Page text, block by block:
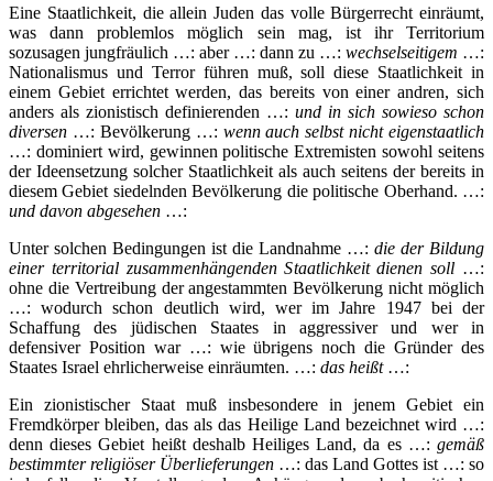
Eine Staatlichkeit, die allein Juden das volle Bürgerrecht einräumt,
was dann problemlos möglich sein mag, ist ihr Territorium
sozusagen jungfräulich …: aber …: dann zu …: wechselseitigem …:
Nationalismus und Terror führen muß, soll diese Staatlichkeit in
einem Gebiet errichtet werden, das bereits von einer andren, sich
anders als zionistisch definierenden …: und in sich sowieso schon
diversen …: Bevölkerung …: wenn auch selbst nicht eigenstaatlich
…: dominiert wird, gewinnen politische Extremisten sowohl seitens
der Ideensetzung solcher Staatlichkeit als auch seitens der bereits in
diesem Gebiet siedelnden Bevölkerung die politische Oberhand. …:
und davon abgesehen …:
Unter solchen Bedingungen ist die Landnahme …: die der Bildung
einer territorial zusammenhängenden Staatlichkeit dienen soll …:
ohne die Vertreibung der angestammten Bevölkerung nicht möglich
…: wodurch schon deutlich wird, wer im Jahre 1947 bei der
Schaffung des jüdischen Staates in aggressiver und wer in
defensiver Position war …: wie übrigens noch die Gründer des
Staates Israel ehrlicherweise einräumten. …: das heißt…:
Ein zionistischer Staat muß insbesondere in jenem Gebiet ein
Fremdkörper bleiben, das als das Heilige Land bezeichnet wird …:
denn dieses Gebiet heißt deshalb Heiliges Land, da es …: gemäß
bestimmter religiöser Überlieferungen …: das Land Gottes ist …: so